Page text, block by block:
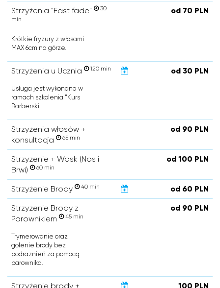
Strzyżenia "Fast fade"
30
min
od 70 PLN
Krótkie fryzury z włosami
MAX 6cm na górze.
Strzyżenia u Ucznia 120 min od 30 PLN
Usługa jest wykonana w
ramach szkolenia "Kurs
Barberski".
Strzyżenia włosów +
konsultacja
65 min
od 90 PLN
Strzyżenie + Wosk (Nos i
Brwi)
60 min
od 100 PLN
Strzyżenie Brody 40 min od 60 PLN
Strzyżenie Brody z
Parownikiem
45 min
od 90 PLN
Trymerowanie oraz
golenie brody bez
podrażnień za pomocą
parownika.
Strzyżenie brody +
100 PLN